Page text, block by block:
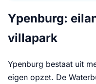
Ypenburg:
villapark
Ypenburg bestaat uit
eigen opzet. De